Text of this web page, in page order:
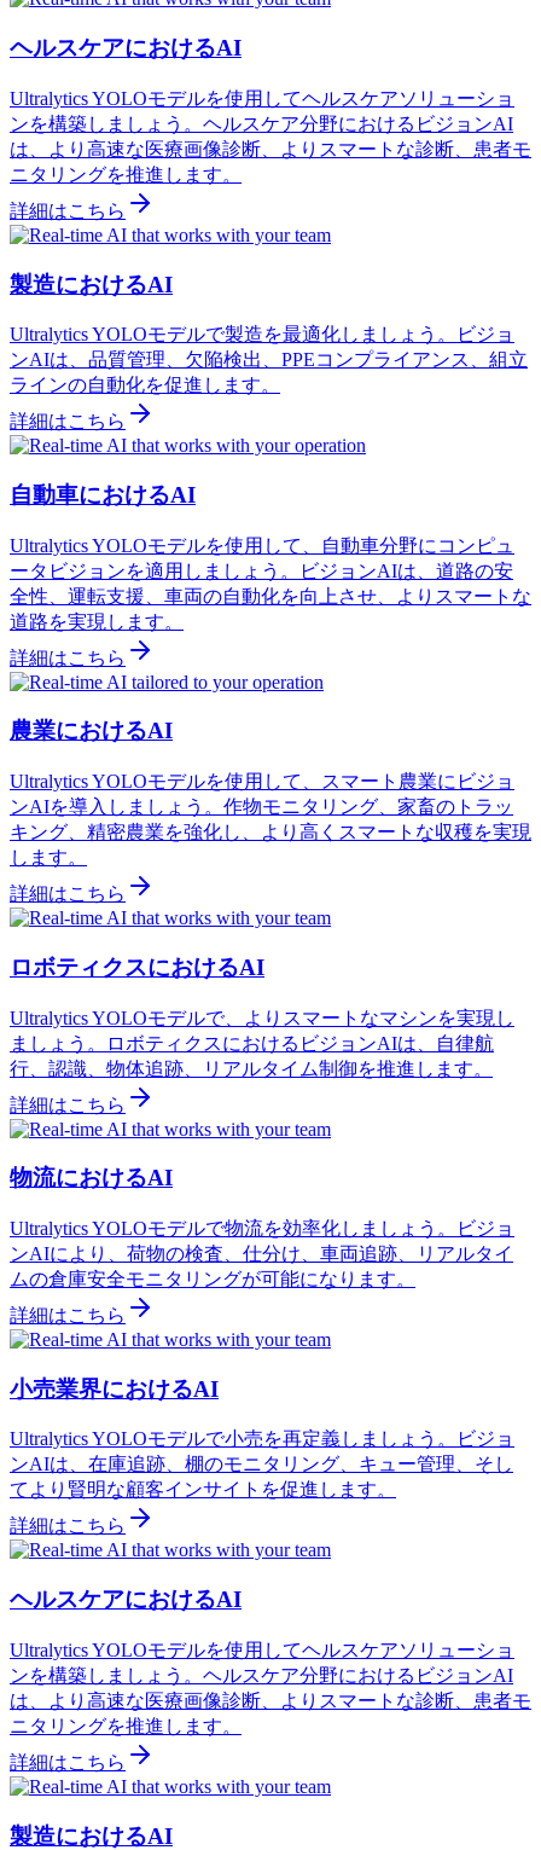
ヘルスケアにおけるAI
Ultralytics YOLOモデルを使用してヘルスケアソリューショ
ンを構築しましょう。ヘルスケア分野におけるビジョンAI
は、より高速な医療画像診断、よりスマートな診断、患者モ
ニタリングを推進します。
詳細はこちら
製造におけるAI
Ultralytics YOLOモデルで製造を最適化しましょう。ビジョ
ンAIは、品質管理、欠陥検出、PPEコンプライアンス、組立
ラインの自動化を促進します。
詳細はこちら
自動車におけるAI
Ultralytics YOLOモデルを使用して、自動車分野にコンピュ
ータビジョンを適用しましょう。ビジョンAIは、道路の安
全性、運転支援、車両の自動化を向上させ、よりスマートな
道路を実現します。
詳細はこちら
農業におけるAI
Ultralytics YOLOモデルを使用して、スマート農業にビジョ
ンAIを導入しましょう。作物モニタリング、家畜のトラッ
キング、精密農業を強化し、より高くスマートな収穫を実現
します。
詳細はこちら
ロボティクスにおけるAI
Ultralytics YOLOモデルで、よりスマートなマシンを実現し
ましょう。ロボティクスにおけるビジョンAIは、自律航
行、認識、物体追跡、リアルタイム制御を推進します。
詳細はこちら
物流におけるAI
Ultralytics YOLOモデルで物流を効率化しましょう。ビジョ
ンAIにより、荷物の検査、仕分け、車両追跡、リアルタイ
ムの倉庫安全モニタリングが可能になります。
詳細はこちら
小売業界におけるAI
Ultralytics YOLOモデルで小売を再定義しましょう。ビジョ
ンAIは、在庫追跡、棚のモニタリング、キュー管理、そし
てより賢明な顧客インサイトを促進します。
詳細はこちら
ヘルスケアにおけるAI
Ultralytics YOLOモデルを使用してヘルスケアソリューショ
ンを構築しましょう。ヘルスケア分野におけるビジョンAI
は、より高速な医療画像診断、よりスマートな診断、患者モ
ニタリングを推進します。
詳細はこちら
製造におけるAI